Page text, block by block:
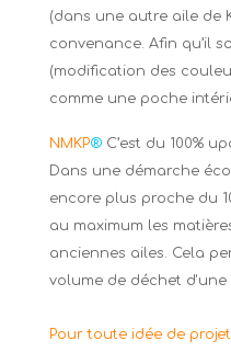
(dans une autre aile de
convenance. Afin qu’il
(modification des
comme une poche
NMKP®C’est du 100%
Dans une démarche
encore plus proche du
au maximum les
anciennes ailes. Cela
volume de déchet d'une
Pour toute idée de